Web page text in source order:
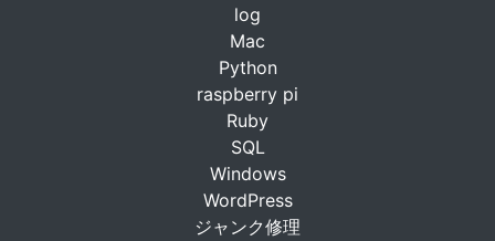
log
Mac
Python
raspberry pi
Ruby
SQL
Windows
WordPress
ジャンク修理